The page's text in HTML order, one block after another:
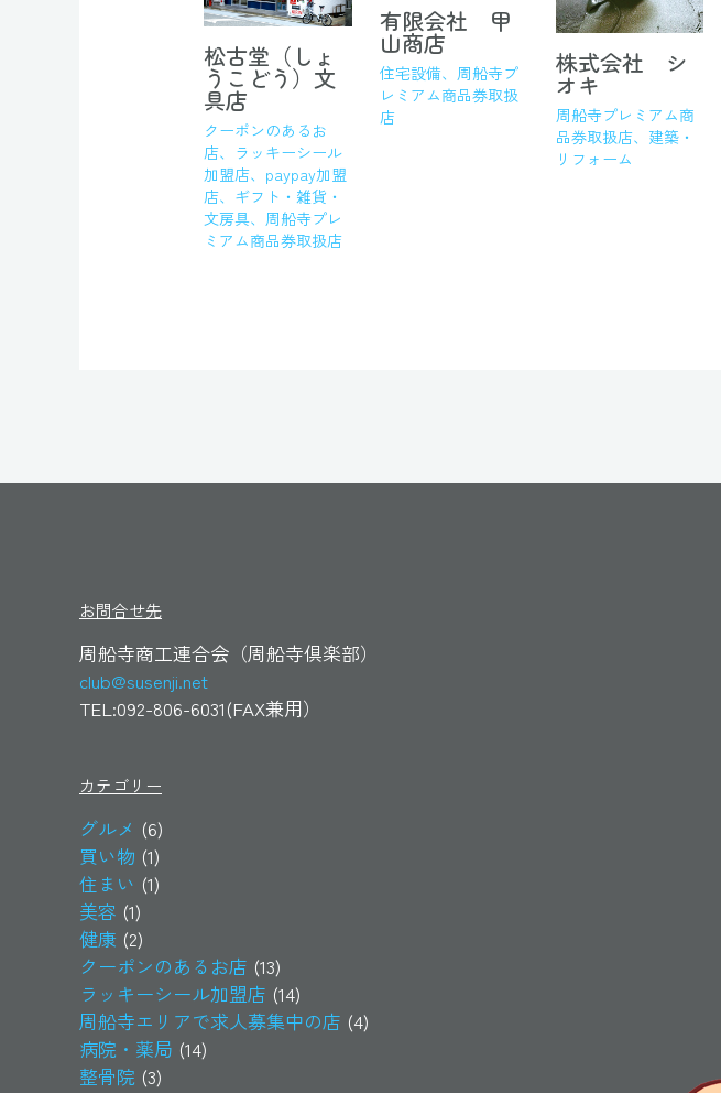
松古堂（しょ
うこどう）文
具店
クーポンのあるお
店、 ラッキーシール
加盟店、 paypay加盟
店、 ギフト・雑貨・
文房具、 周船寺プレ
ミアム商品券取扱店
有限会社 甲
山商店
住宅設備、 周船寺プ
レミアム商品券取扱
店
株式会社 シ
オキ
周船寺プレミアム商
品券取扱店、 建築・
リフォーム
お問合せ先
周船寺商工連合会（周船寺倶楽部）
club@susenji.net
TEL:092-806-6031(FAX兼用）
カテゴリー
グルメ (6)
買い物 (1)
住まい (1)
美容 (1)
健康 (2)
クーポンのあるお店 (13)
ラッキーシール加盟店 (14)
周船寺エリアで求人募集中の店 (4)
病院・薬局 (14)
整骨院 (3)